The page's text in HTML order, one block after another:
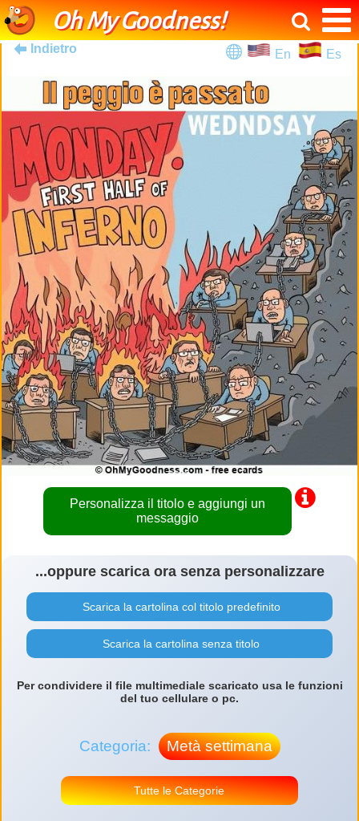
Oh My Goodness!
Indietro En Es
Personalizza il titolo e aggiungi un
messaggio
...oppure scarica ora senza personalizzare
Scarica la cartolina col titolo predefinito
Scarica la cartolina senza titolo
Per condividere il file multimediale scaricato usa le funzioni
del tuo cellulare o pc.
Categoria: Metà settimana
Tutte le Categorie